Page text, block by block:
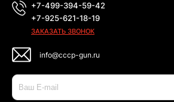
+7-499-394-59-42
+7-925-621-18-19
ЗАКАЗАТЬ ЗВОНОК
info@cccp-gun.ru